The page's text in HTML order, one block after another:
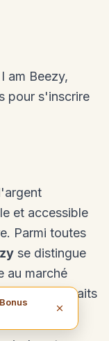
am Beezy,
pour s'inscrire
et accessible
Parmi toutes
se distingue
au marché
et ses retraits